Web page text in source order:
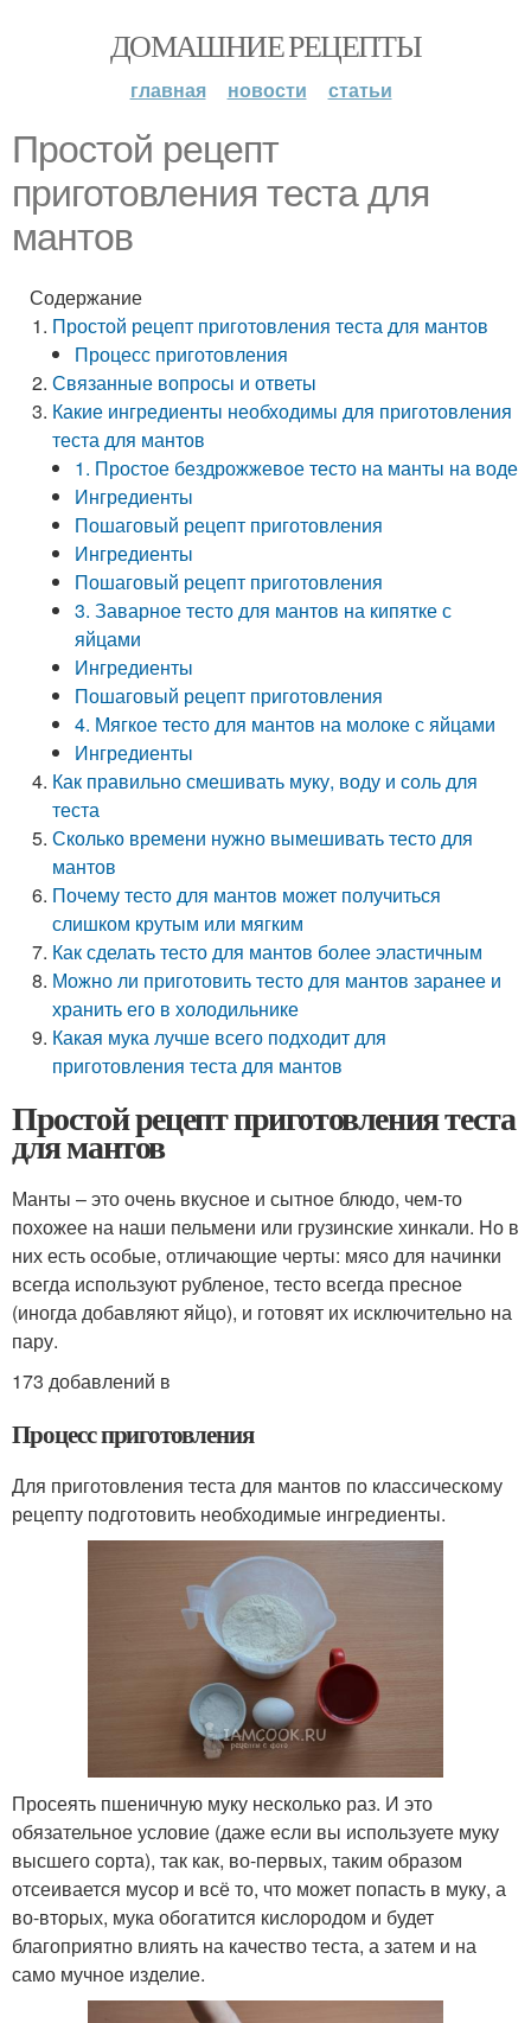
ДОМАШНИЕ РЕЦЕПТЫ
главная новости статьи
Простой рецепт
приготовления теста для
мантов
Содержание
Простой рецепт приготовления теста для мантов
Процесс приготовления
Связанные вопросы и ответы
Какие ингредиенты необходимы для приготовления
теста для мантов
1. Простое бездрожжевое тесто на манты на воде
Ингредиенты
Пошаговый рецепт приготовления
Ингредиенты
Пошаговый рецепт приготовления
3. Заварное тесто для мантов на кипятке с
яйцами
Ингредиенты
Пошаговый рецепт приготовления
4. Мягкое тесто для мантов на молоке с яйцами
Ингредиенты
Как правильно смешивать муку, воду и соль для
теста
Сколько времени нужно вымешивать тесто для
мантов
Почему тесто для мантов может получиться
слишком крутым или мягким
Как сделать тесто для мантов более эластичным
Можно ли приготовить тесто для мантов заранее и
хранить его в холодильнике
Какая мука лучше всего подходит для
приготовления теста для мантов
Простой рецепт приготовления теста
для мантов
Манты – это очень вкусное и сытное блюдо, чем-то
похожее на наши пельмени или грузинские хинкали. Но в
них есть особые, отличающие черты: мясо для начинки
всегда используют рубленое, тесто всегда пресное
(иногда добавляют яйцо), и готовят их исключительно на
пару.
173 добавлений в
Процесс приготовления
Для приготовления теста для мантов по классическому
рецепту подготовить необходимые ингредиенты.
Просеять пшеничную муку несколько раз. И это
обязательное условие (даже если вы используете муку
высшего сорта), так как, во-первых, таким образом
отсеивается мусор и всё то, что может попасть в муку, а
во-вторых, мука обогатится кислородом и будет
благоприятно влиять на качество теста, а затем и на
само мучное изделие.